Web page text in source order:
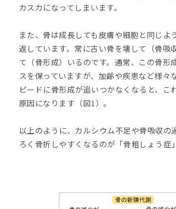
カスカになってしまいます。
また、骨は成長しても皮膚や細胞と同じよ
返しています。常に古い骨を壊して（骨吸
て（骨形成）いるのです。通常、この骨形
スを保っていますが、加齢や疾患など様々
ピードに骨形成が追いつかなくなると、こ
原因になります（図1）。
以上のように、カルシウム不足や骨吸収の
ろく骨折しやすくなるのが「骨粗しょう症